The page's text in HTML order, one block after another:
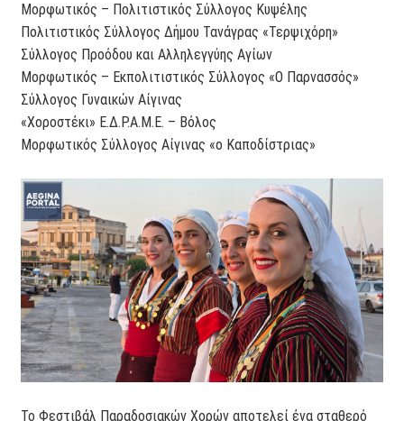
Μορφωτικός – Πολιτιστικός Σύλλογος Κυψέλης
Πολιτιστικός Σύλλογος Δήμου Τανάγρας «Τερψιχόρη»
Σύλλογος Προόδου και Αλληλεγγύης Αγίων
Μορφωτικός – Εκπολιτιστικός Σύλλογος «Ο Παρνασσός»
Σύλλογος Γυναικών Αίγινας
«Χοροστέκι» Ε.Δ.Ρ.Α.Μ.Ε. – Βόλος
Μορφωτικός Σύλλογος Αίγινας «ο Καποδίστριας»
Το Φεστιβάλ Παραδοσιακών Χορών αποτελεί ένα σταθερό